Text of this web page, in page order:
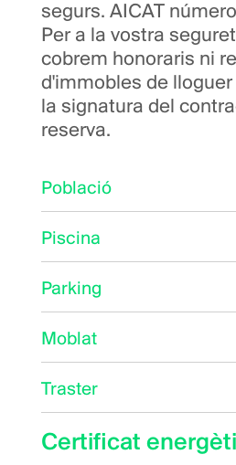
segurs. AICAT
Per a la vostra
cobrem honoraris ni
d'immobles de
la signatura del
reserva.
Població
Piscina
Parking
Moblat
Traster
Certificat